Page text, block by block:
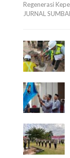
Regenerasi
JURNAL